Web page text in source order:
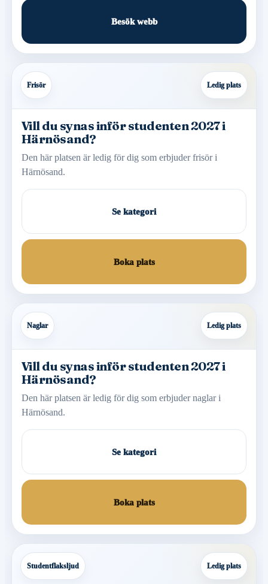
Besök webb
Frisör Ledig plats
Vill du synas inför studenten 2027 i
Härnösand?
Den här platsen är ledig för dig som erbjuder frisör i
Härnösand.
Se kategori
Boka plats
Naglar Ledig plats
Vill du synas inför studenten 2027 i
Härnösand?
Den här platsen är ledig för dig som erbjuder naglar i
Härnösand.
Se kategori
Boka plats
Studentflaksljud Ledig plats